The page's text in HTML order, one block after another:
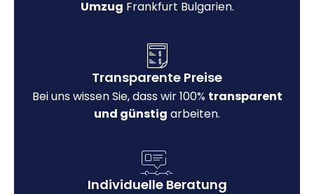
Umzug Frankfurt Bulgarien.
Transparente Preise
Bei uns wissen Sie, dass wir 100% transparent
und günstig arbeiten.
Individuelle Beratung